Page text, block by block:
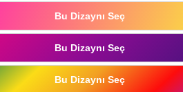
Bu Dizaynı Seç
Bu Dizaynı Seç
Bu Dizaynı Seç